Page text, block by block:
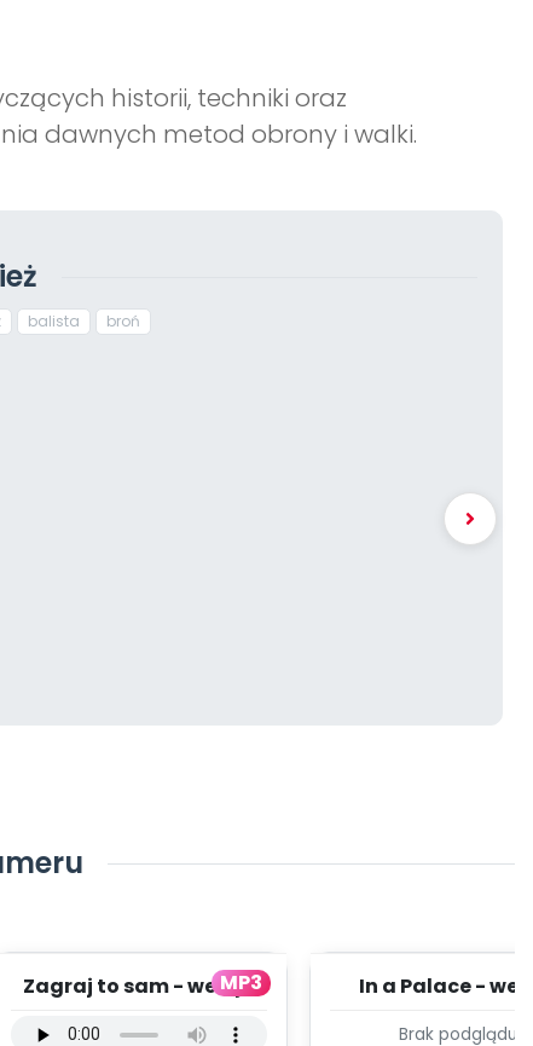
historii, techniki oraz
dawnych metod obrony i walki.
balista broń
MP3
Zagraj to sam - wersja
mp3)
In a Palace -
Brak podglądu